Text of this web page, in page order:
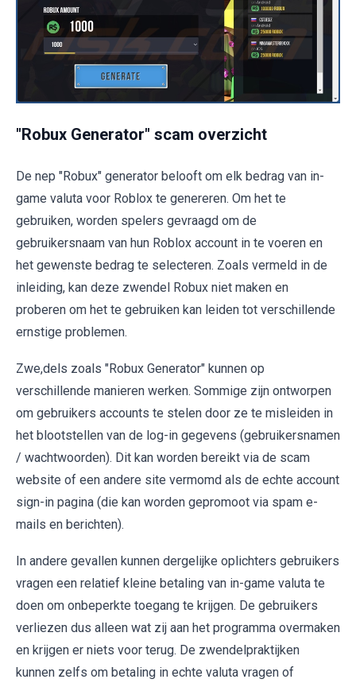
"Robux Generator" scam overzicht
De nep "Robux" generator belooft om elk bedrag van in-
game valuta voor Roblox te genereren. Om het te
gebruiken, worden spelers gevraagd om de
gebruikersnaam van hun Roblox account in te voeren en
het gewenste bedrag te selecteren. Zoals vermeld in de
inleiding, kan deze zwendel Robux niet maken en
proberen om het te gebruiken kan leiden tot verschillende
ernstige problemen.
Zwe,dels zoals "Robux Generator" kunnen op
verschillende manieren werken. Sommige zijn ontworpen
om gebruikers accounts te stelen door ze te misleiden in
het blootstellen van de log-in gegevens (gebruikersnamen
/ wachtwoorden). Dit kan worden bereikt via de scam
website of een andere site vermomd als de echte account
sign-in pagina (die kan worden gepromoot via spam e-
mails en berichten).
In andere gevallen kunnen dergelijke oplichters gebruikers
vragen een relatief kleine betaling van in-game valuta te
doen om onbeperkte toegang te krijgen. De gebruikers
verliezen dus alleen wat zij aan het programma overmaken
en krijgen er niets voor terug. De zwendelpraktijken
kunnen zelfs om betaling in echte valuta vragen of